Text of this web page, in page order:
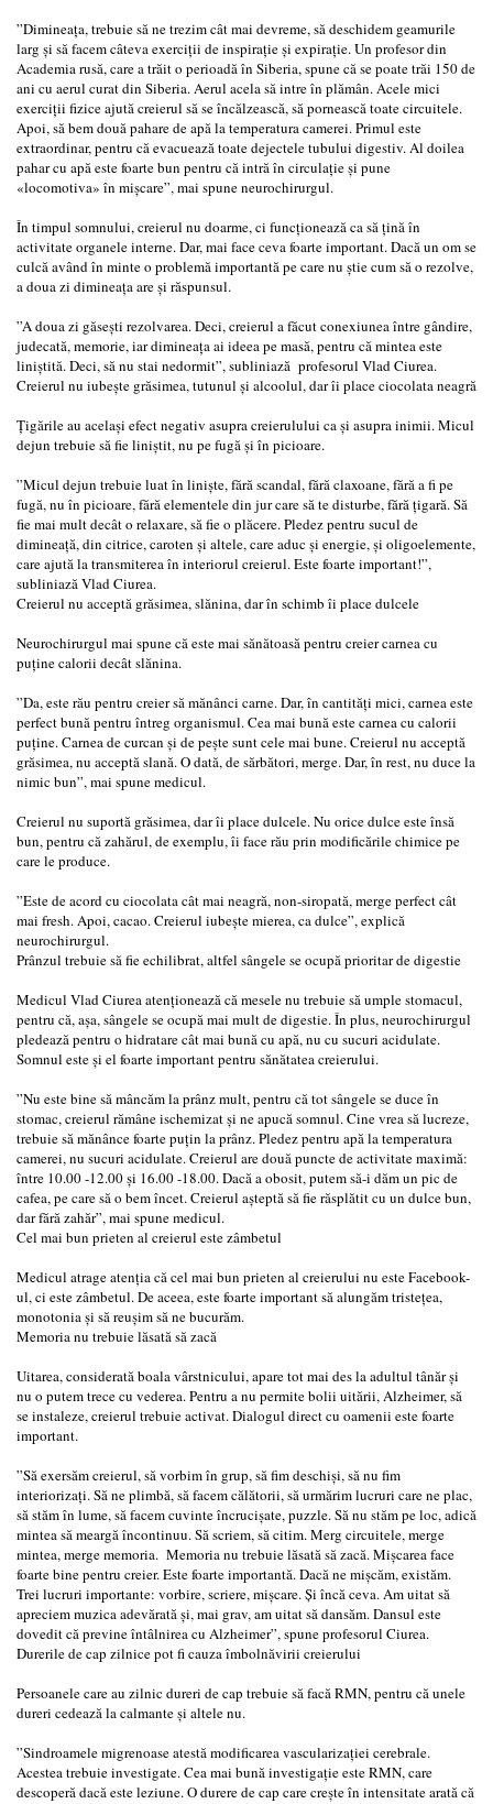
”Dimineața, trebuie să ne trezim cât mai devreme, să deschidem geamurile
larg și să facem câteva exerciții de inspirație și expirație. Un profesor din
Academia rusă, care a trăit o perioadă în Siberia, spune că se poate trăi 150 de
ani cu aerul curat din Siberia. Aerul acela să intre în plămân. Acele mici
exerciții fizice ajută creierul să se încălzească, să pornească toate circuitele.
Apoi, să bem două pahare de apă la temperatura camerei. Primul este
extraordinar, pentru că evacuează toate dejectele tubului digestiv. Al doilea
pahar cu apă este foarte bun pentru că intră în circulație și pune
«locomotiva» în mișcare”, mai spune neurochirurgul.
În timpul somnului, creierul nu doarme, ci funcționează ca să țină în
activitate organele interne. Dar, mai face ceva foarte important. Dacă un om se
culcă având în minte o problemă importantă pe care nu știe cum să o rezolve,
a doua zi dimineața are și răspunsul.
”A doua zi găsești rezolvarea. Deci, creierul a făcut conexiunea între gândire,
judecată, memorie, iar dimineața ai ideea pe masă, pentru că mintea este
liniștită. Deci, să nu stai nedormit”, subliniază profesorul Vlad Ciurea.
Creierul nu iubește grăsimea, tutunul și alcoolul, dar îi place ciocolata neagră
Țigările au același efect negativ asupra creierulului ca și asupra inimii. Micul
dejun trebuie să fie liniștit, nu pe fugă și în picioare.
”Micul dejun trebuie luat în liniște, fără scandal, fără claxoane, fără a fi pe
fugă, nu în picioare, fără elementele din jur care să te disturbe, fără țigară. Să
fie mai mult decât o relaxare, să fie o plăcere. Pledez pentru sucul de
dimineață, din citrice, caroten și altele, care aduc și energie, și oligoelemente,
care ajută la transmiterea în interiorul creierul. Este foarte important!”,
subliniază Vlad Ciurea.
Creierul nu acceptă grăsimea, slănina, dar în schimb îi place dulcele
Neurochirurgul mai spune că este mai sănătoasă pentru creier carnea cu
puține calorii decât slănina.
”Da, este rău pentru creier să mănânci carne. Dar, în cantități mici, carnea este
perfect bună pentru întreg organismul. Cea mai bună este carnea cu calorii
puține. Carnea de curcan și de pește sunt cele mai bune. Creierul nu acceptă
grăsimea, nu acceptă slană. O dată, de sărbători, merge. Dar, în rest, nu duce la
nimic bun”, mai spune medicul.
Creierul nu suportă grăsimea, dar îi place dulcele. Nu orice dulce este însă
bun, pentru că zahărul, de exemplu, îi face rău prin modificările chimice pe
care le produce.
”Este de acord cu ciocolata cât mai neagră, non-siropată, merge perfect cât
mai fresh. Apoi, cacao. Creierul iubește mierea, ca dulce”, explică
neurochirurgul.
Prânzul trebuie să fie echilibrat, altfel sângele se ocupă prioritar de digestie
Medicul Vlad Ciurea atenţionează că mesele nu trebuie să umple stomacul,
pentru că, așa, sângele se ocupă mai mult de digestie. În plus, neurochirurgul
pledează pentru o hidratare cât mai bună cu apă, nu cu sucuri acidulate.
Somnul este și el foarte important pentru sănătatea creierului.
”Nu este bine să mâncăm la prânz mult, pentru că tot sângele se duce în
stomac, creierul rămâne ischemizat și ne apucă somnul. Cine vrea să lucreze,
trebuie să mănânce foarte puțin la prânz. Pledez pentru apă la temperatura
camerei, nu sucuri acidulate. Creierul are două puncte de activitate maximă:
între 10.00 -12.00 și 16.00 -18.00. Dacă a obosit, putem să-i dăm un pic de
cafea, pe care să o bem încet. Creierul așteptă să fie răsplătit cu un dulce bun,
dar fără zahăr”, mai spune medicul.
Cel mai bun prieten al creierul este zâmbetul
Medicul atrage atenția că cel mai bun prieten al creierului nu este Facebook-
ul, ci este zâmbetul. De aceea, este foarte important să alungăm tristețea,
monotonia și să reușim să ne bucurăm.
Memoria nu trebuie lăsată să zacă
Uitarea, considerată boala vârstnicului, apare tot mai des la adultul tânăr și
nu o putem trece cu vederea. Pentru a nu permite bolii uitării, Alzheimer, să
se instaleze, creierul trebuie activat. Dialogul direct cu oamenii este foarte
important.
”Să exersăm creierul, să vorbim în grup, să fim deschiși, să nu fim
interiorizați. Să ne plimbă, să facem călătorii, să urmărim lucruri care ne plac,
să stăm în lume, să facem cuvinte încrucișate, puzzle. Să nu stăm pe loc, adică
mintea să meargă încontinuu. Să scriem, să citim. Merg circuitele, merge
mintea, merge memoria. Memoria nu trebuie lăsată să zacă. Mișcarea face
foarte bine pentru creier. Este foarte importantă. Dacă ne mișcăm, existăm.
Trei lucruri importante: vorbire, scriere, mișcare. Și încă ceva. Am uitat să
apreciem muzica adevărată și, mai grav, am uitat să dansăm. Dansul este
dovedit că previne întâlnirea cu Alzheimer”, spune profesorul Ciurea.
Durerile de cap zilnice pot fi cauza îmbolnăvirii creierului
Persoanele care au zilnic dureri de cap trebuie să facă RMN, pentru că unele
dureri cedează la calmante și altele nu.
”Sindroamele migrenoase atestă modificarea vascularizației cerebrale.
Acestea trebuie investigate. Cea mai bună investigație este RMN, care
descoperă dacă este leziune. O durere de cap care crește în intensitate arată că